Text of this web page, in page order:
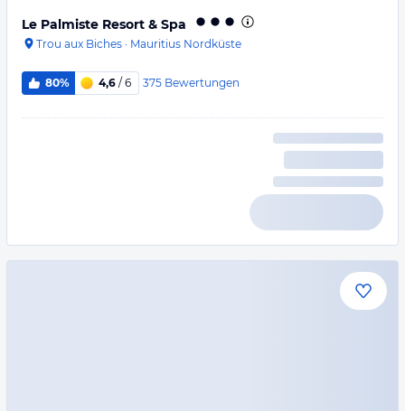
Le Palmiste Resort & Spa
Trou aux Biches · Mauritius Nordküste
80% 4,6 / 6 375 Bewertungen